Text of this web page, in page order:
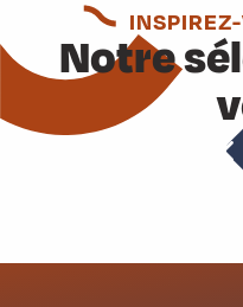
INSPIREZ-
Notre
Accès et